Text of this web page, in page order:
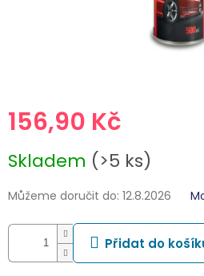
156,90 Kč
cena:
Skladem (>5 ks)
Můžeme doručit do: 12.8.2026
Přidat do